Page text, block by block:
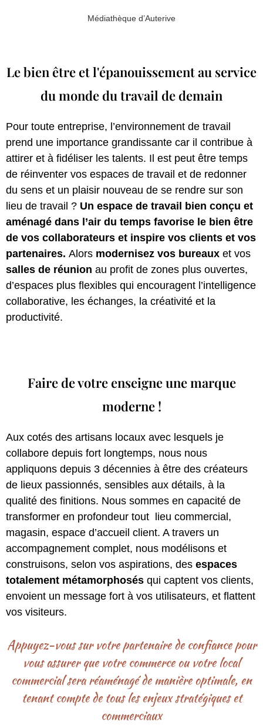
Médiathèque d’Auterive
Le bien être et l'épanouissement au service
du monde du travail de demain
Pour toute entreprise, l’environnement de travail
prend une importance grandissante car il contribue à
attirer et à fidéliser les talents. Il est peut être temps
de réinventer vos espaces de travail et de redonner
du sens et un plaisir nouveau de se rendre sur son
lieu de travail ? Un espace de travail bien conçu et
aménagé dans l’air du temps favorise le bien être
de vos collaborateurs et inspire vos clients et vos
partenaires. Alors modernisez vos bureaux et vos
salles de réunion au profit de zones plus ouvertes,
d’espaces plus flexibles qui encouragent l’intelligence
collaborative, les échanges, la créativité et la
productivité.
Faire de votre enseigne une marque
moderne !
Aux cotés des artisans locaux avec lesquels je
collabore depuis fort longtemps, nous nous
appliquons depuis 3 décennies à être des créateurs
de lieux passionnés, sensibles aux détails, à la
qualité des finitions. Nous sommes en capacité de
transformer en profondeur tout lieu commercial,
magasin, espace d’accueil client. A travers un
accompagnement complet, nous modélisons et
construisons, selon vos aspirations, des espaces
totalement métamorphosés qui captent vos clients,
envoient un message fort à vos utilisateurs, et flattent
vos visiteurs.
Appuyez-vous sur votre partenaire de confiance pour
vous assurer que votre commerce ou votre local
commercial sera réaménagé de manière optimale, en
tenant compte de tous les enjeux stratégiques et
commerciaux